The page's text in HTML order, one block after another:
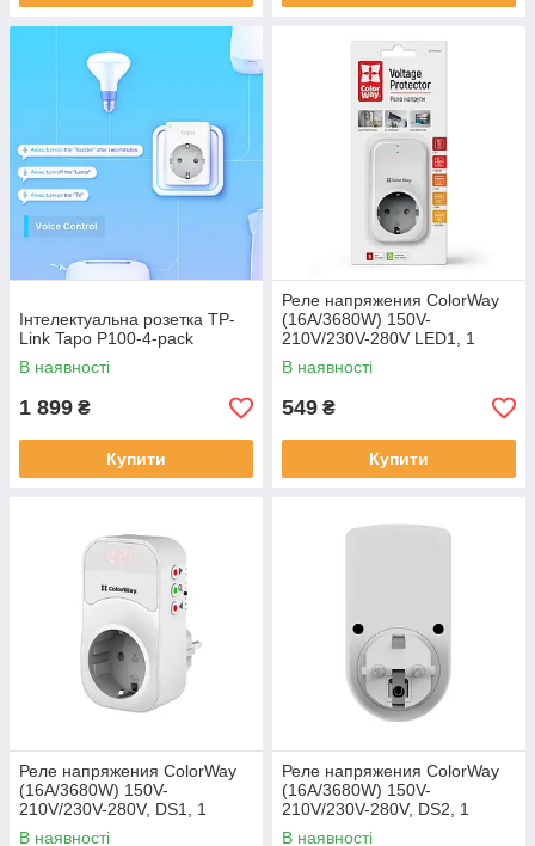
Інтелектуальна розетка TP-
Link Tapo P100-4-pack
В наявності
1 899 ₴
Купити
Реле напряжения ColorWay
(16A/3680W) 150V-
210V/230V-280V LED1, 1
розетка
В наявності
549 ₴
Купити
Реле напряжения ColorWay
(16A/3680W) 150V-
210V/230V-280V, DS1, 1
розетка
В наявності
Реле напряжения ColorWay
(16A/3680W) 150V-
210V/230V-280V, DS2, 1
розетка
В наявності